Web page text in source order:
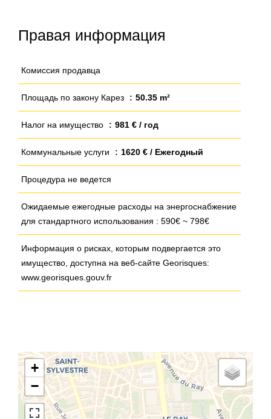
Правая информация
Комиссия продавца
Площадь по закону Карез 50.35 m²
Налог на имущество 981 € / год
Коммунальные услуги 1620 € / Ежегодный
Процедура не ведется
Ожидаемые ежегодные расходы на энергоснабжение
для стандартного использования : 590€ ~ 798€
Информация о рисках, которым подвергается это
имущество, доступна на веб-сайте Georisques:
www.georisques.gouv.fr
+
−